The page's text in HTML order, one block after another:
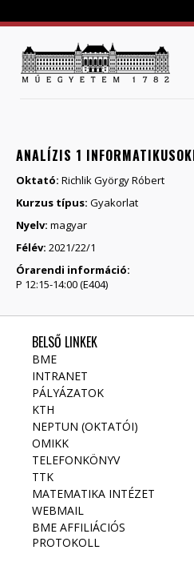
ANALÍZIS 1
Oktató: Richlik György Róbert
Kurzus típus: Gyakorlat
Nyelv: magyar
Félév: 2021/22/1
Órarendi információ:
P 12:15-14:00 (E404)
BELSŐ LINKEK
BME
INTRANET
PÁLYÁZATOK
KTH
NEPTUN (OKTATÓI)
OMIKK
TELEFONKÖNYV
TTK
MATEMATIKA INTÉZET
WEBMAIL
BME AFFILIÁCIÓS
PROTOKOLL